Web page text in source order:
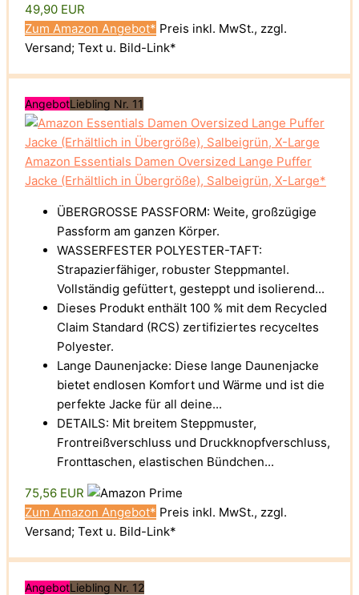
49,90 EUR
Zum Amazon Angebot* Preis inkl. MwSt., zzgl.
Versand; Text u. Bild-Link*
AngebotLiebling Nr. 11
Amazon Essentials Damen Oversized Lange Puffer
Jacke (Erhältlich in Übergröße), Salbeigrün, X-Large*
ÜBERGROSSE PASSFORM: Weite, großzügige
Passform am ganzen Körper.
WASSERFESTER POLYESTER-TAFT:
Strapazierfähiger, robuster Steppmantel.
Vollständig gefüttert, gesteppt und isolierend...
Dieses Produkt enthält 100 % mit dem Recycled
Claim Standard (RCS) zertifiziertes recyceltes
Polyester.
Lange Daunenjacke: Diese lange Daunenjacke
bietet endlosen Komfort und Wärme und ist die
perfekte Jacke für all deine...
DETAILS: Mit breitem Steppmuster,
Frontreißverschluss und Druckknopfverschluss,
Fronttaschen, elastischen Bündchen...
75,56 EUR
Zum Amazon Angebot* Preis inkl. MwSt., zzgl.
Versand; Text u. Bild-Link*
AngebotLiebling Nr. 12